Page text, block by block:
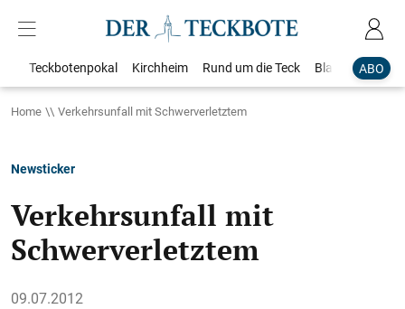
ABO
Teckbotenpokal Kirchheim Rund um die Teck Blaulicht
Home Verkehrsunfall mit Schwerverletztem
Newsticker
Verkehrsunfall mit
Schwerverletztem
09.07.2012